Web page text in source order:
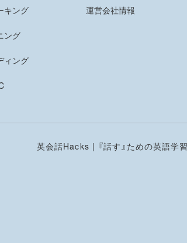
キング
ング
ィング
運営会社情報
英会話Hacks | 『話す』ための英語